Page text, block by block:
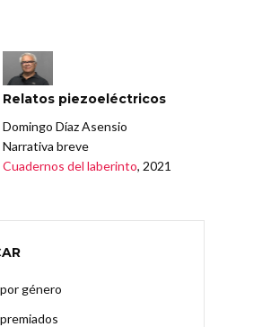
Relatos piezoeléctricos
Domingo Díaz Asensio
Narrativa breve
Cuadernos del laberinto, 2021
género